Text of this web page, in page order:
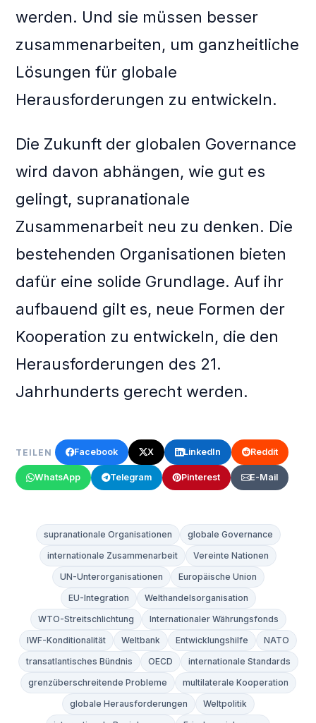
werden. Und sie müssen besser
zusammenarbeiten, um ganzheitliche
Lösungen für globale
Herausforderungen zu entwickeln.
Die Zukunft der globalen Governance
wird davon abhängen, wie gut es
gelingt, supranationale
Zusammenarbeit neu zu denken. Die
bestehenden Organisationen bieten
dafür eine solide Grundlage. Auf ihr
aufbauend gilt es, neue Formen der
Kooperation zu entwickeln, die den
Herausforderungen des 21.
Jahrhunderts gerecht werden.
TEILEN Facebook X LinkedIn Reddit
WhatsApp Telegram Pinterest E-Mail
supranationale Organisationen
globale Governance
internationale Zusammenarbeit
Vereinte Nationen
UN-Unterorganisationen
Europäische Union
EU-Integration
Welthandelsorganisation
WTO-Streitschlichtung
Internationaler Währungsfonds
IWF-Konditionalität
Weltbank Entwicklungshilfe
NATO
transatlantisches Bündnis
OECD
internationale Standards
grenzüberschreitende Probleme
multilaterale Kooperation
globale Herausforderungen
Weltpolitik